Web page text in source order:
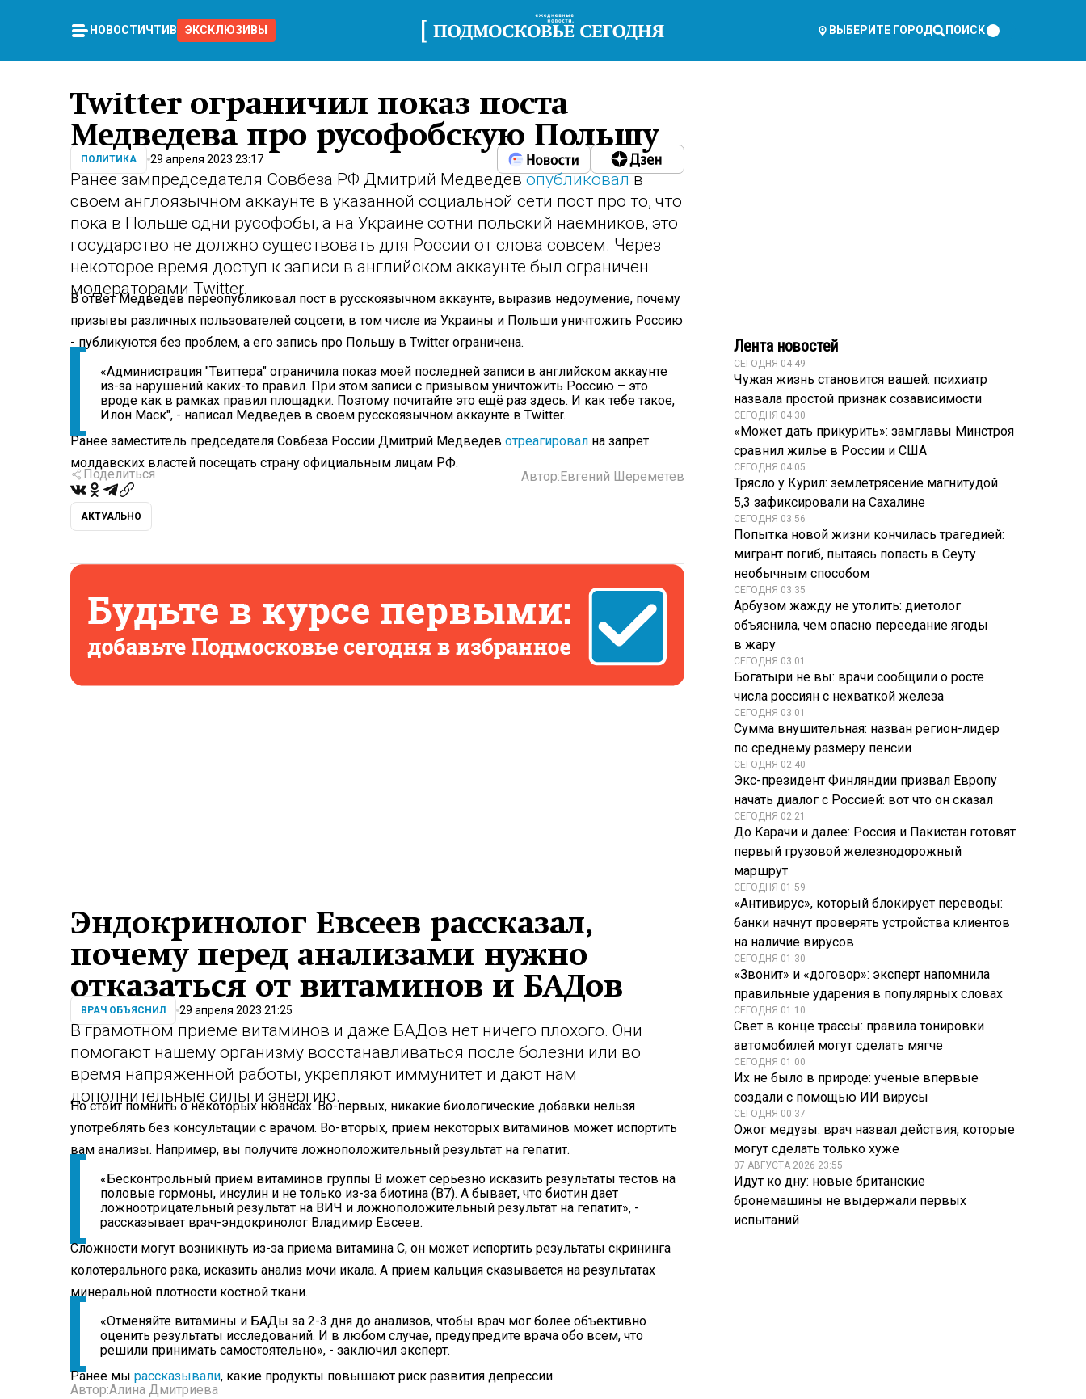
НОВОСТИ ЧТИВО ЭКСКЛЮЗИВЫ ВЫБЕРИТЕ ГОРОД ПОИСК
Twitter ограничил показ поста
Медведева про русофобскую Польшу
ПОЛИТИКА 29 апреля 2023 23:17
Ранее зампредседателя Совбеза РФ Дмитрий Медведевопубликовалв
своем англоязычном аккаунте в указанной социальной сети пост про то, что
пока в Польше одни русофобы, а на Украине сотни польский наемников, это
государство не должно существовать для России от слова совсем. Через
некоторое время доступ к записи в английском аккаунте был ограничен
модераторами Twitter.
В ответ Медведев переопубликовал пост в русскоязычном аккаунте, выразив недоумение, почему
призывы различных пользователей соцсети, в том числе из Украины и Польши уничтожить Россию
- публикуются без проблем, а его запись про Польшу в Twitter ограничена.
«Администрация "Твиттера" ограничила показ моей последней записи в английском аккаунте
из-за нарушений каких-то правил. При этом записи с призывом уничтожить Россию – это
вроде как в рамках правил площадки. Поэтому почитайте это ещё раз здесь. И как тебе такое,
Илон Маск", - написал Медведев в своем русскоязычном аккаунте в Twitter.
Ранее заместитель председателя Совбеза России Дмитрий Медведев отреагировал на запрет
молдавских властей посещать страну официальным лицам РФ.
Поделиться Автор:Евгений Шереметев
АКТУАЛЬНО
Эндокринолог Евсеев рассказал,
почему перед анализами нужно
отказаться от витаминов и БАДов
ВРАЧ ОБЪЯСНИЛ 29 апреля 2023 21:25
В грамотном приеме витаминов и даже БАДов нет ничего плохого. Они
помогают нашему организму восстанавливаться после болезни или во
время напряженной работы, укрепляют иммунитет и дают нам
дополнительные силы и энергию.
Но стоит помнить о некоторых нюансах. Во-первых, никакие биологические добавки нельзя
употреблять без консультации с врачом. Во-вторых, прием некоторых витаминов может испортить
вам анализы. Например, вы получите ложноположительный результат на гепатит.
«Бесконтрольный прием витаминов группы В может серьезно исказить результаты тестов на
половые гормоны, инсулин и не только из-за биотина (В7). А бывает, что биотин дает
ложноотрицательный результат на ВИЧ и ложноположительный результат на гепатит», -
рассказывает врач-эндокринолог Владимир Евсеев.
Сложности могут возникнуть из-за приема витамина С, он может испортить результаты скрининга
колотерального рака, исказить анализ мочи икала. А прием кальция сказывается на результатах
минеральной плотности костной ткани.
«Отменяйте витамины и БАДы за 2-3 дня до анализов, чтобы врач мог более объективно
оценить результаты исследований. И в любом случае, предупредите врача обо всем, что
решили принимать самостоятельно», - заключил эксперт.
Ранее мы рассказывали, какие продукты повышают риск развития депрессии.
Автор:Алина Дмитриева
Лента новостей
СЕГОДНЯ 04:49
Чужая жизнь становится вашей: психиатр
назвала простой признак созависимости
СЕГОДНЯ 04:30
«Может дать прикурить»: замглавы Минстроя
сравнил жилье в России и США
СЕГОДНЯ 04:05
Трясло у Курил: землетрясение магнитудой
5,3 зафиксировали на Сахалине
СЕГОДНЯ 03:56
Попытка новой жизни кончилась трагедией:
мигрант погиб, пытаясь попасть в Сеуту
необычным способом
СЕГОДНЯ 03:35
Арбузом жажду не утолить: диетолог
объяснила, чем опасно переедание ягоды
в жару
СЕГОДНЯ 03:01
Богатыри не вы: врачи сообщили о росте
числа россиян с нехваткой железа
СЕГОДНЯ 03:01
Сумма внушительная: назван регион-лидер
по среднему размеру пенсии
СЕГОДНЯ 02:40
Экс-президент Финляндии призвал Европу
начать диалог с Россией: вот что он сказал
СЕГОДНЯ 02:21
До Карачи и далее: Россия и Пакистан готовят
первый грузовой железнодорожный
маршрут
СЕГОДНЯ 01:59
«Антивирус», который блокирует переводы:
банки начнут проверять устройства клиентов
на наличие вирусов
СЕГОДНЯ 01:30
«Звонит» и «договор»: эксперт напомнила
правильные ударения в популярных словах
СЕГОДНЯ 01:10
Свет в конце трассы: правила тонировки
автомобилей могут сделать мягче
СЕГОДНЯ 01:00
Их не было в природе: ученые впервые
создали с помощью ИИ вирусы
СЕГОДНЯ 00:37
Ожог медузы: врач назвал действия, которые
могут сделать только хуже
07 АВГУСТА 2026 23:55
Идут ко дну: новые британские
бронемашины не выдержали первых
испытаний